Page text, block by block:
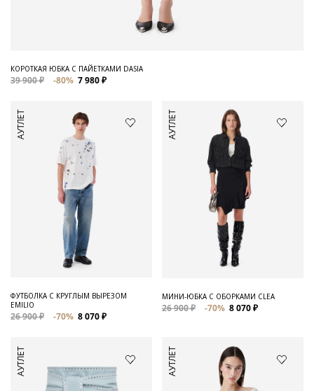
КОРОТКАЯ ЮБКА С ПАЙЕТКАМИ DASIA
39 900 ₽ -80% 7 980 ₽
АУТЛЕТ
ФУТБОЛКА С КРУГЛЫМ ВЫРЕЗОМ
EMILIO
26 900 ₽ -70% 8 070 ₽
АУТЛЕТ
МИНИ-ЮБКА С ОБОРКАМИ CLEA
26 900 ₽ -70% 8 070 ₽
АУТЛЕТ АУТЛЕТ